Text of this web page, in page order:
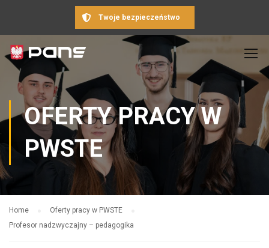
Twoje bezpieczeństwo
OFERTY PRACY W
PWSTE
Home
Oferty pracy w PWSTE
Profesor nadzwyczajny – pedagogika